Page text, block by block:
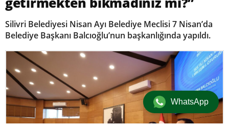
Silivri Belediyesi Nisan Ayı Belediye Meclisi 7 Nisan’da
Belediye Başkanı Balcıoğlu’nun başkanlığında yapıldı.
WhatsApp